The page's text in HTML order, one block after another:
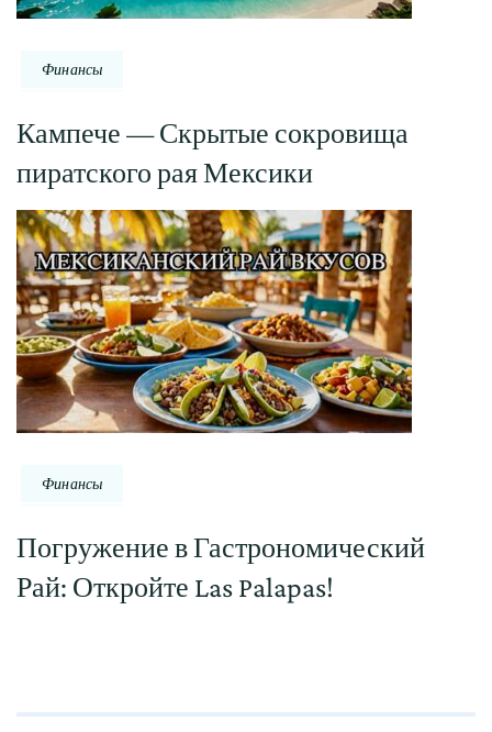
Финансы
Кампече — Скрытые сокровища
пиратского рая Мексики
Финансы
Погружение в Гастрономический
Рай: Откройте Las Palapas!